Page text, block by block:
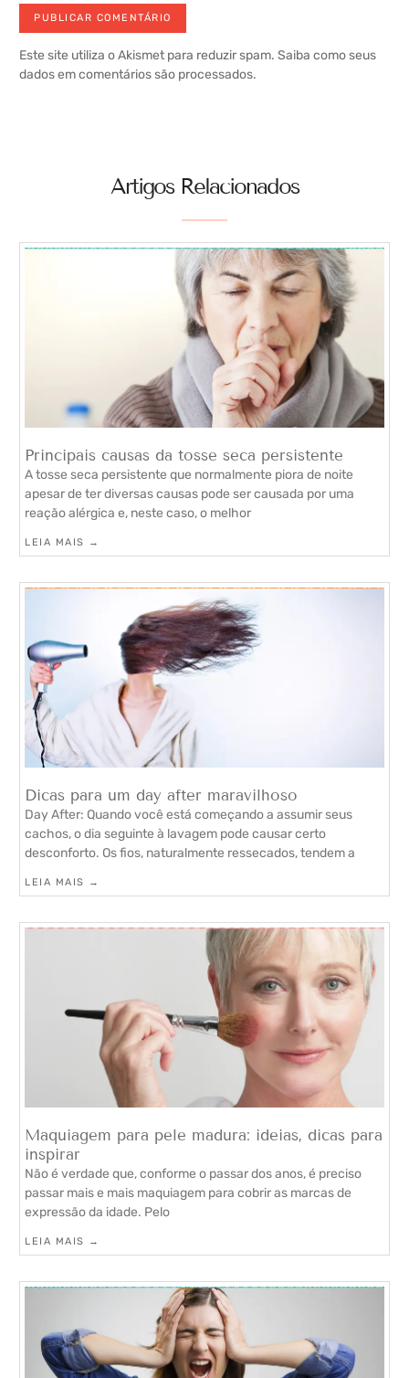
Este site utiliza o Akismet para reduzir spam. Saiba como seus
dados em comentários são processados.
Artigos Relacionados
Principais causas da tosse seca persistente
A tosse seca persistente que normalmente piora de noite
apesar de ter diversas causas pode ser causada por uma
reação alérgica e, neste caso, o melhor
LEIA MAIS →
Dicas para um day after maravilhoso
Day After: Quando você está começando a assumir seus
cachos, o dia seguinte à lavagem pode causar certo
desconforto. Os fios, naturalmente ressecados, tendem a
LEIA MAIS →
Maquiagem para pele madura: ideias, dicas para
inspirar
Não é verdade que, conforme o passar dos anos, é preciso
passar mais e mais maquiagem para cobrir as marcas de
expressão da idade. Pelo
LEIA MAIS →